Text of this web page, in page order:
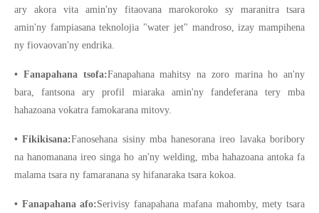
ary akora vita amin'ny fitaovana marokoroko sy maranitra tsara
amin'ny fampiasana teknolojia "water jet" mandroso, izay mampihena
ny fiovaovan'ny endrika.
• Fanapahana tsofa:Fanapahana mahitsy na zoro marina ho an'ny
bara, fantsona ary profil miaraka amin'ny fandeferana tery mba
hahazoana vokatra famokarana mitovy.
• Fikikisana:Fanosehana sisiny mba hanesorana ireo lavaka boribory
na hanomanana ireo singa ho an'ny welding, mba hahazoana antoka fa
malama tsara ny famaranana sy hifanaraka tsara kokoa.
• Fanapahana afo:Serivisy fanapahana mafana mahomby, mety tsara